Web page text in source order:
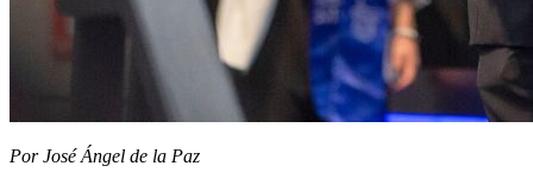
Por José Ángel de la Paz